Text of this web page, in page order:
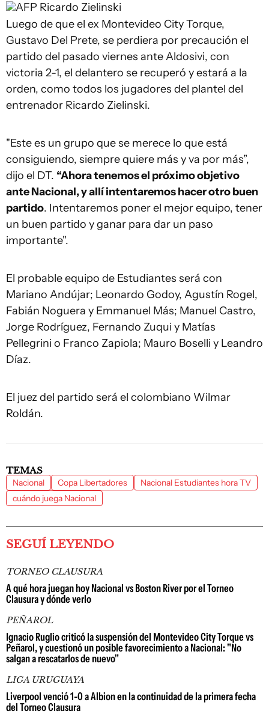
AFP Ricardo Zielinski
Luego de que el ex Montevideo City Torque,
Gustavo Del Prete, se perdiera por precaución el
partido del pasado viernes ante Aldosivi, con
victoria 2-1, el delantero se recuperó y estará a la
orden, como todos los jugadores del plantel del
entrenador Ricardo Zielinski.
"Este es un grupo que se merece lo que está
consiguiendo, siempre quiere más y va por más”,
dijo el DT. “Ahora tenemos el próximo objetivo
ante Nacional, y allí intentaremos hacer otro buen
partido. Intentaremos poner el mejor equipo, tener
un buen partido y ganar para dar un paso
importante".
El probable equipo de Estudiantes será con
Mariano Andújar; Leonardo Godoy, Agustín Rogel,
Fabián Noguera y Emmanuel Más; Manuel Castro,
Jorge Rodríguez, Fernando Zuqui y Matías
Pellegrini o Franco Zapiola; Mauro Boselli y Leandro
Díaz.
El juez del partido será el colombiano Wilmar
Roldán.
TEMAS
Nacional Copa Libertadores
Nacional Estudiantes hora TV
cuándo juega Nacional
SEGUÍ LEYENDO
TORNEO CLAUSURA
A qué hora juegan hoy Nacional vs Boston River por el Torneo
Clausura y dónde verlo
PEÑAROL
Ignacio Ruglio criticó la suspensión del Montevideo City Torque vs
Peñarol, y cuestionó un posible favorecimiento a Nacional: "No
salgan a rescatarlos de nuevo"
LIGA URUGUAYA
Liverpool venció 1-0 a Albion en la continuidad de la primera fecha
del Torneo Clausura